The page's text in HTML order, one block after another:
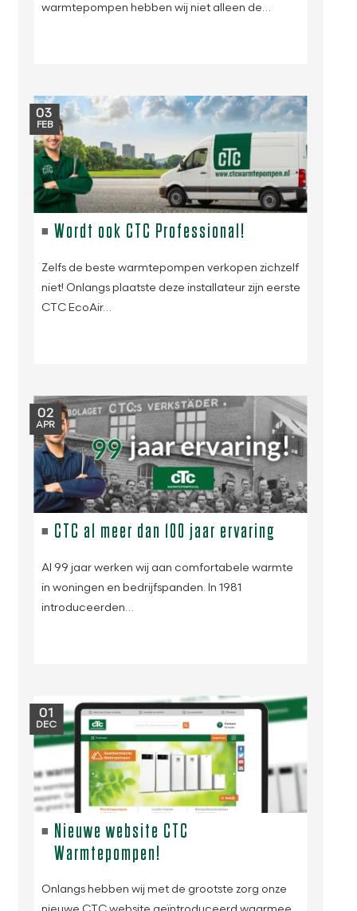
warmtepompen hebben wij niet alleen de…
03
FEB
Wordt ook CTC Professional!
Zelfs de beste warmtepompen verkopen zichzelf
niet! Onlangs plaatste deze installateur zijn eerste
CTC EcoAir…
02
APR
CTC al meer dan 100 jaar ervaring
Al 99 jaar werken wij aan comfortabele warmte
in woningen en bedrijfspanden. In 1981
introduceerden…
01
DEC
Nieuwe website CTC
Warmtepompen!
Onlangs hebben wij met de grootste zorg onze